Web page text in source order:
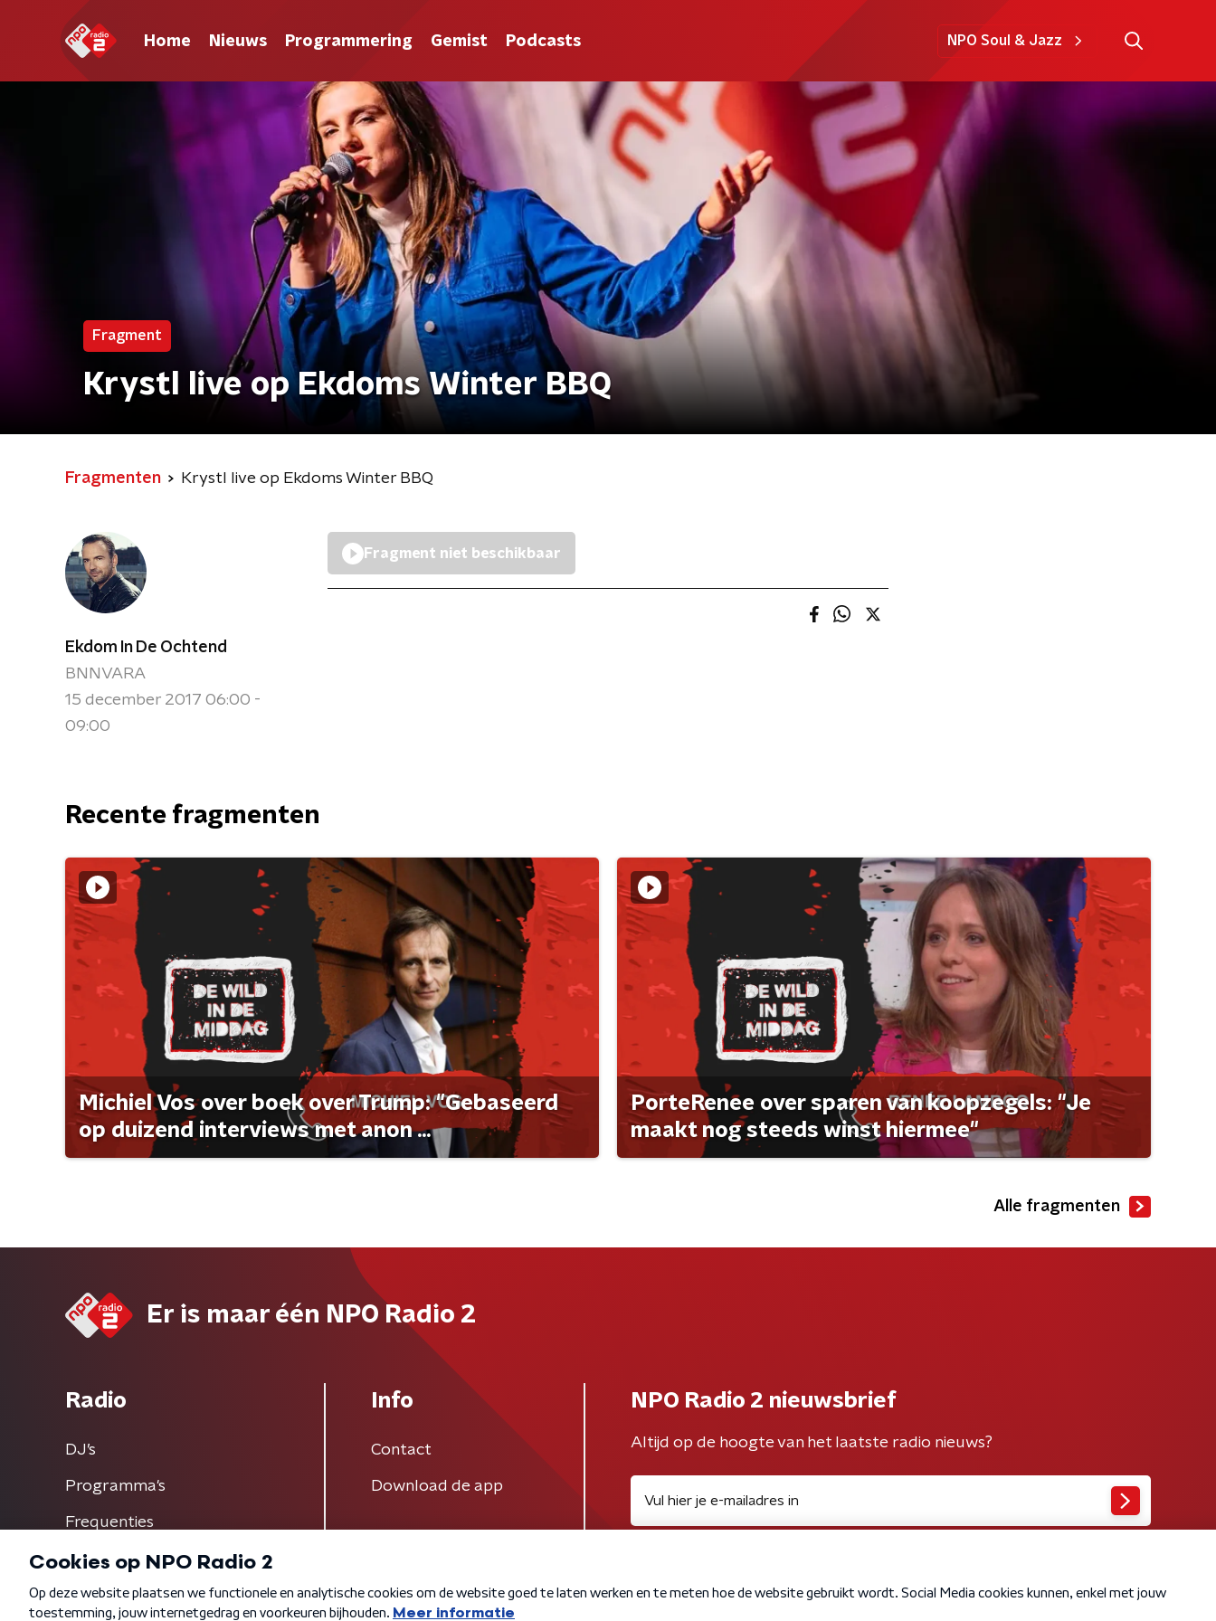
Home Nieuws Programmering Gemist Podcasts NPO Soul & Jazz
Fragment
Krystl live op Ekdoms Winter BBQ
Fragmenten Krystl live op Ekdoms Winter BBQ
Ekdom In De Ochtend
BNNVARA
15 december 2017 06:00 -
09:00
Fragment niet beschikbaar
Recente fragmenten
Michiel Vos over boek over Trump: "Gebaseerd
op duizend interviews met anon ...
PorteRenee over sparen van koopzegels: "Je
maakt nog steeds winst hiermee"
Alle fragmenten
Er is maar één NPO Radio 2
Radio
DJ’s
Programma's
Frequenties
Info
Contact
Download de app
NPO Radio 2 nieuwsbrief
Altijd op de hoogte van het laatste radio nieuws?